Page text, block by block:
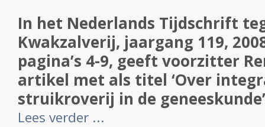
In het Nederlands Tijdschrift
Kwakzalverij, jaargang 119,
pagina’s 4-9, geeft voorzitter
artikel met als titel ‘Over
struikroverij in de
Lees verder ...